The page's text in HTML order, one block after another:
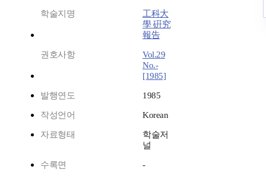
학술지명
工科大
學 硏究
報告
권호사항
Vol.29
No.-
[1985]
발행연도 1985
작성언어 Korean
자료형태
학술저
널
수록면 -